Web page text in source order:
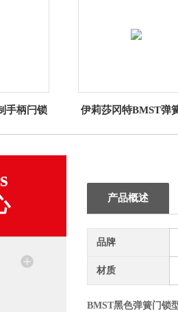
手柄闩锁
伊莉莎冈特BMST弹
产品概述
品牌
材质
BMST黑色弹簧门锁